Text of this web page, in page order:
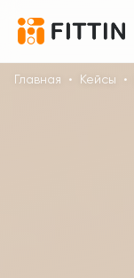
Главная • Кейсы •